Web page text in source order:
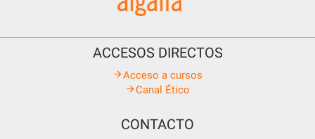
ACCESOS DIRECTOS
Acceso a cursos
Canal Ético
CONTACTO